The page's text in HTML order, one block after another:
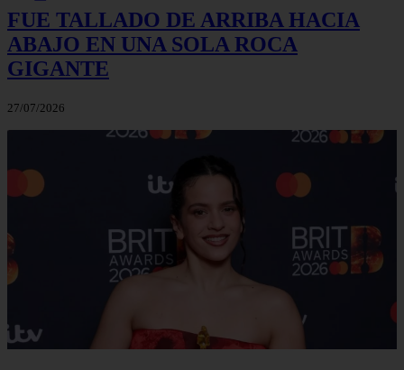
FUE TALLADO DE ARRIBA HACIA
ABAJO EN UNA SOLA ROCA
GIGANTE
27/07/2026